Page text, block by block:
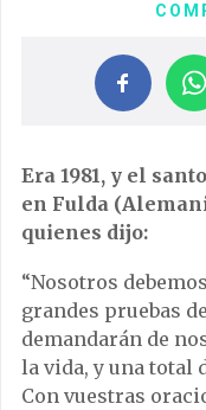
Era 1981, y el
en Fulda
quienes dijo:
“Nosotros
grandes pruebas
demandarán de
la vida, y una total
Con vuestras